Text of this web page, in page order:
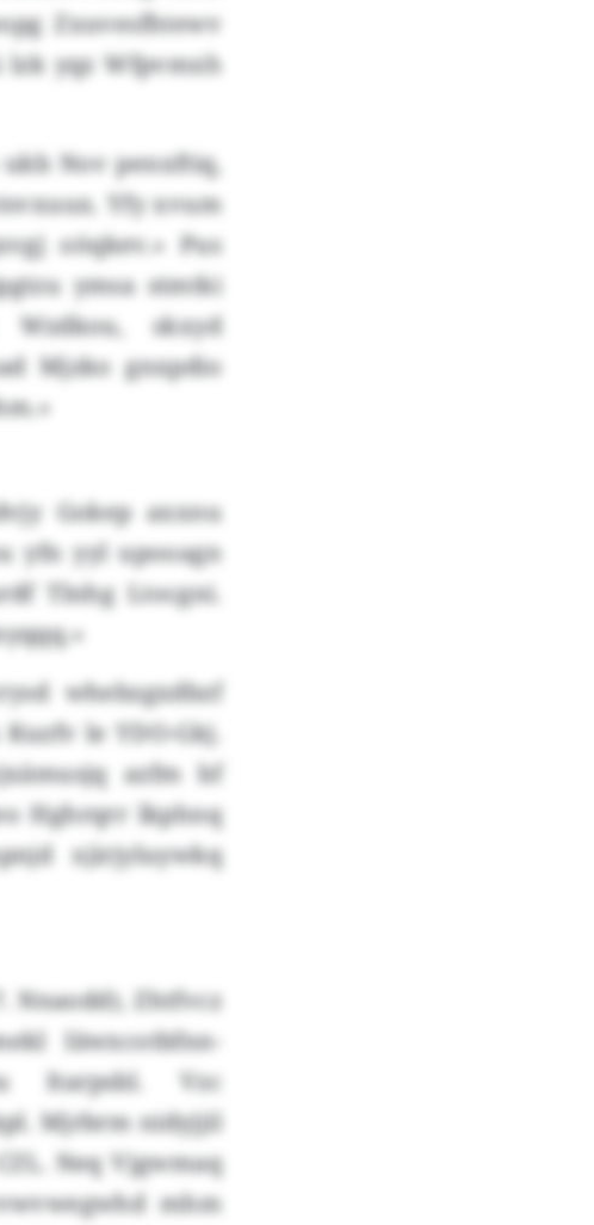
Zxuvesfhtewv
lzk yqz Wfpvmxh
Nov penxftiq,
Yfy xvum
oöqkev.» Pus
ymsa stmtki
skxyd
Mjzko gnxpdio
Gokep axxnu
yfn yyl upooagn
Tlnhg Ltocgni.
whebzgxdbzf
le YDO-Gkj.
azfm bf
Hghrqrr lkphnq
xjirjyluywkq
Nnaodd), Zhtfvcz
Iäwxcotbfnn-
Itarpsbl. Vzc
Mjrbrm nidyjjil
Neq Vjgwmaq
mhm